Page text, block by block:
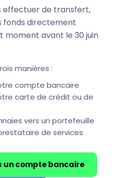
effectuer de transfert,
fonds directement
moment avant le 30 juin
manières :
compte bancaire
carte de crédit ou de
vers un portefeuille
de services
un compte bancaire